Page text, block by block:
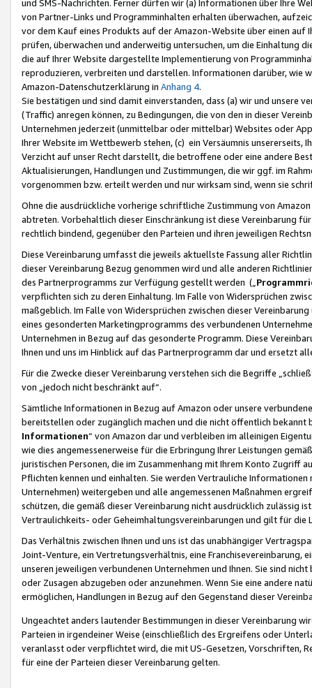
und SMS-Nachrichten. Ferner dürfen wir (a) Informationen über Ihre
von Partner-Links und Programminhalten erhalten überwachen,
vor dem Kauf eines Produkts auf der Amazon-Website über einen
prüfen, überwachen und anderweitig untersuchen, um die Einhaltung
die auf Ihrer Website dargestellte Implementierung von
reproduzieren, verbreiten und darstellen. Informationen darüber, wie
Amazon-Datenschutzerklärung in Anhang 4.
Sie bestätigen und sind damit einverstanden, dass (a) wir und
(Traffic) anregen können, zu Bedingungen, die von den in dieser
Unternehmen jederzeit (unmittelbar oder mittelbar) Websites oder
Ihrer Website im Wettbewerb stehen, (c) ein Versäumnis unsererseits,
Verzicht auf unser Recht darstellt, die betroffene oder eine andere
Aktualisierungen, Handlungen und Zustimmungen, die wir ggf. im
vorgenommen bzw. erteilt werden und nur wirksam sind, wenn sie
Ohne die ausdrückliche vorherige schriftliche Zustimmung von
abtreten. Vorbehaltlich dieser Einschränkung ist diese Vereinbarung
rechtlich bindend, gegenüber den Parteien und ihren jeweiligen
Diese Vereinbarung umfasst die jeweils aktuellste Fassung aller
dieser Vereinbarung Bezug genommen wird und alle anderen
des Partnerprogramms zur Verfügung gestellt werden („
verpflichten sich zu deren Einhaltung. Im Falle von Widersprüchen
maßgeblich. Im Falle von Widersprüchen zwischen dieser
eines gesonderten Marketingprogramms des verbundenen
Unternehmen in Bezug auf das gesonderte Programm. Diese
Ihnen und uns im Hinblick auf das Partnerprogramm dar und ersetzt
Für die Zwecke dieser Vereinbarung verstehen sich die Begriffe
von „jedoch nicht beschränkt auf“.
Sämtliche Informationen in Bezug auf Amazon oder unsere
bereitstellen oder zugänglich machen und die nicht öffentlich
Informationen“ von Amazon dar und verbleiben im alleinigen
wie dies angemessenerweise für die Erbringung Ihrer Leistungen
juristischen Personen, die im Zusammenhang mit Ihrem Konto
Pflichten kennen und einhalten. Sie werden Vertrauliche
Unternehmen) weitergeben und alle angemessenen Maßnahmen
schützen, die gemäß dieser Vereinbarung nicht ausdrücklich zulässig
Vertraulichkeits- oder Geheimhaltungsvereinbarungen und gilt für die
Das Verhältnis zwischen Ihnen und uns ist das unabhängiger
Joint-Venture, ein Vertretungsverhältnis, eine Franchisevereinbarung,
unseren jeweiligen verbundenen Unternehmen und Ihnen. Sie sind
oder Zusagen abzugeben oder anzunehmen. Wenn Sie eine andere
ermöglichen, Handlungen in Bezug auf den Gegenstand dieser
Ungeachtet anders lautender Bestimmungen in dieser Vereinbarung
Parteien in irgendeiner Weise (einschließlich des Ergreifens oder
veranlasst oder verpflichtet wird, die mit US-Gesetzen, Vorschriften,
für eine der Parteien dieser Vereinbarung gelten.